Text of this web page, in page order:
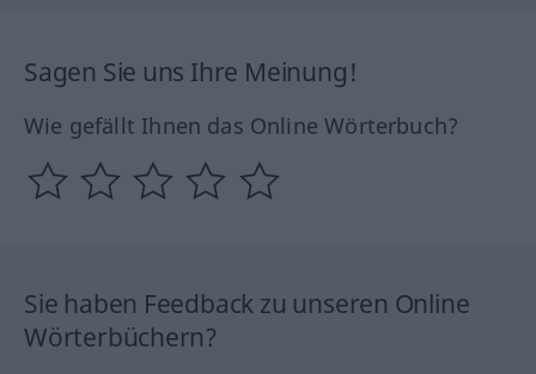
Sagen Sie uns Ihre Meinung!
Wie gefällt Ihnen das Online Wörterbuch?
Sie haben Feedback zu unseren Online
Wörterbüchern?